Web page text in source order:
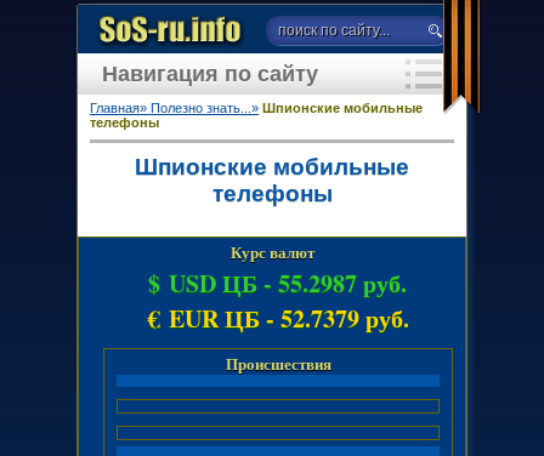
Главная» Полезно знать...» Шпионские мобильные
телефоны
Шпионские мобильные
телефоны
Курс валют
$ USD ЦБ - 55.2987 руб.
€ EUR ЦБ - 52.7379 руб.
Происшествия
Навигация по сайту